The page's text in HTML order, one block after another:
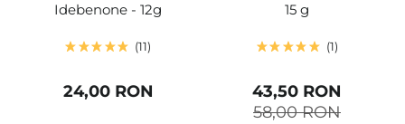
Idebenone - 12g
11
24,00 RON
15 g
1
58,00 RON
43,50 RON